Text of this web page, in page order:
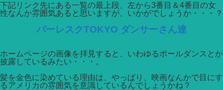
下記リンク先にある一覧の最上段、左から3番目＆4番目の女
性なんか雰囲気あると思いますが、いかがでしょうか・・・？
バーレスクTOKYO ダンサーさん達
ホームページの画像を拝見すると、いわゆるポールダンスとか
披露しているみたい・・・。
髪を金色に染めている理由は、やっぱり、映画なんかで目にす
るアメリカの雰囲気を意識しているんでしょうかね？